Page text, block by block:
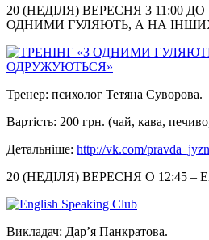
20 (НЕДІЛЯ) ВЕРЕСНЯ 3 11:00 ДО
ОДНИМИ ГУЛЯЮТЬ, А НА
Тренер: психолог Тетяна Суворова.
Вартість: 200 грн. (чай, кава,
Детальніше: http://vk.com/
20 (НЕДІЛЯ) ВЕРЕСНЯ О 12:45 –
Викладач: Дар’я Панкратова.